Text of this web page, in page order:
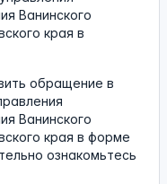
Ванинского
края в
обращение в
Ванинского
края в форме
ознакомьтесь